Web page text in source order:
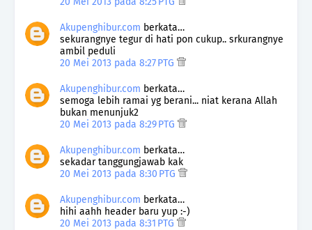
Akupenghibur.com berkata…
sekurangnye tegur di hati pon cukup.. srkurangnye
ambil peduli
20 Mei 2013 pada 8:27 PTG
Akupenghibur.com berkata…
semoga lebih ramai yg berani... niat kerana Allah
bukan menunjuk2
20 Mei 2013 pada 8:29 PTG
Akupenghibur.com berkata…
sekadar tanggungjawab kak
20 Mei 2013 pada 8:30 PTG
Akupenghibur.com berkata…
hihi aahh header baru yup :-)
20 Mei 2013 pada 8:31 PTG